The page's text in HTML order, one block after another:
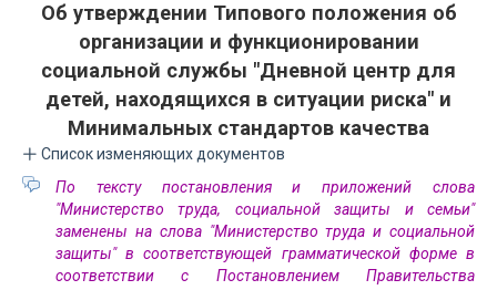
Об утверждении Типового положения об
организации и функционировании
социальной службы "Дневной центр для
детей, находящихся в ситуации риска" и
Минимальных стандартов качества
Список изменяющих документов
По тексту постановления и приложений слова
"Министерство труда, социальной защиты и семьи"
заменены на слова "Министерство труда и социальной
защиты" в соответствующей грамматической форме в
соответствии с Постановлением Правительства